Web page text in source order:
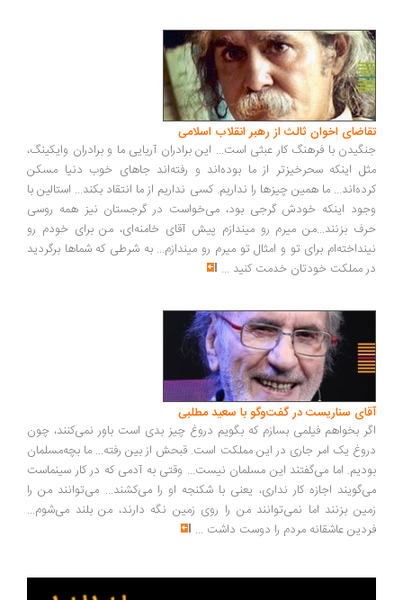
اخوان ثالث از رهبر انقلاب اسلامی
با فرهنگ کار عبثی است... این برادران آریایی ما و برادران وایکینگ،
اینکه سحرخیزتر از ما بوده‌اند و رفته‌اند جاهای خوب دنیا مسکن
ما همین چیزها را نداریم. کسی نداریم از ما انتقاد بکند... استالین با
اینکه خودش گرجی بود، می‌خواست در گرجستان نیز همه روسی
بزنند...من میرم رو میندازم پیش آقای خامنه‌ای، من برای خودم رو
برای تو و امثال تو میرم رو میندازم... به شرطی که شماها برگردید
مملکت خودتان خدمت کنید...
سناریست در گفت‌وگو با سعید مطلبی
بخواهم فیلمی بسازم که بگویم دروغ چیز بدی است باور نمی‌کنند، چون
یک امر جاری در این مملکت است. قبحش از بین رفته... ما بچه‌مسلمان
اما می‌گفتند این مسلمان نیست... وقتی به آدمی که در کار سینماست
اجازه کار نداری، یعنی با شکنجه او را می‌کشند... می‌توانند من را
بزنند اما نمی‌توانند من را روی زمین نگه دارند، من بلند می‌شوم...
عاشقانه مردم را دوست داشت ...